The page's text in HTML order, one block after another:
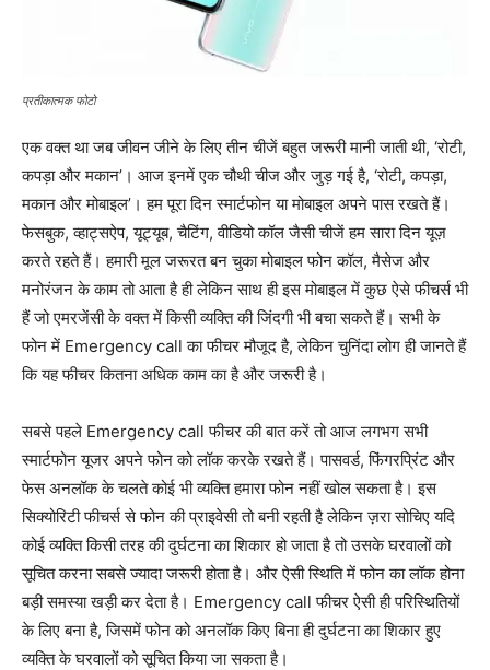
प्रतीकात्मक फोटो
एक वक्त था जब जीवन जीने के लिए तीन चीजें बहुत जरूरी मानी जाती थी, ‘रोटी,
कपड़ा और मकान’। आज इनमें एक चौथी चीज और जुड़ गई है, ‘रोटी, कपड़ा,
मकान और मोबाइल’। हम पूरा दिन स्मार्टफोन या मोबाइल अपने पास रखते हैं।
फेसबुक, व्हाट्सऐप, यूट्यूब, चैटिंग, वीडियो कॉल जैसी चीजें हम सारा दिन यूज़
करते रहते हैं। हमारी मूल जरूरत बन चुका मोबाइल फोन कॉल, मैसेज और
मनोरंजन के काम तो आता है ही लेकिन साथ ही इस मोबाइल में कुछ ऐसे फीचर्स भी
हैं जो एमरजेंसी के वक्त में किसी व्यक्ति की जिंदगी भी बचा सकते हैं। सभी के
फोन में Emergency call का फीचर मौजूद है, लेकिन चुनिंदा लोग ही जानते हैं
कि यह फीचर कितना अधिक काम का है और जरूरी है।
सबसे पहले Emergency call फीचर की बात करें तो आज लगभग सभी
स्मार्टफोन यूजर अपने फोन को लॉक करके रखते हैं। पासवर्ड, फिंगरप्रिंट और
फेस अनलॉक के चलते कोई भी व्यक्ति हमारा फोन नहीं खोल सकता है। इस
सिक्योरिटी फीचर्स से फोन की प्राइवेसी तो बनी रहती है लेकिन ज़रा सोचिए यदि
कोई व्यक्ति किसी तरह की दुर्घटना का शिकार हो जाता है तो उसके घरवालों को
सूचित करना सबसे ज्यादा जरूरी होता है। और ऐसी स्थिति में फोन का लॉक होना
बड़ी समस्या खड़ी कर देता है। Emergency call फीचर ऐसी ही परिस्थितियों
के लिए बना है, जिसमें फोन को अनलॉक किए बिना ही दुर्घटना का शिकार हुए
व्यक्ति के घरवालों को सूचित किया जा सकता है।